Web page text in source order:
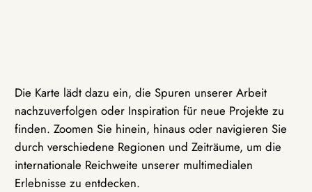
Die Karte lädt dazu ein, die Spuren unserer Arbeit
nachzuverfolgen oder Inspiration für neue Projekte zu
finden. Zoomen Sie hinein, hinaus oder navigieren Sie
durch verschiedene Regionen und Zeiträume, um die
internationale Reichweite unserer multimedialen
Erlebnisse zu entdecken.